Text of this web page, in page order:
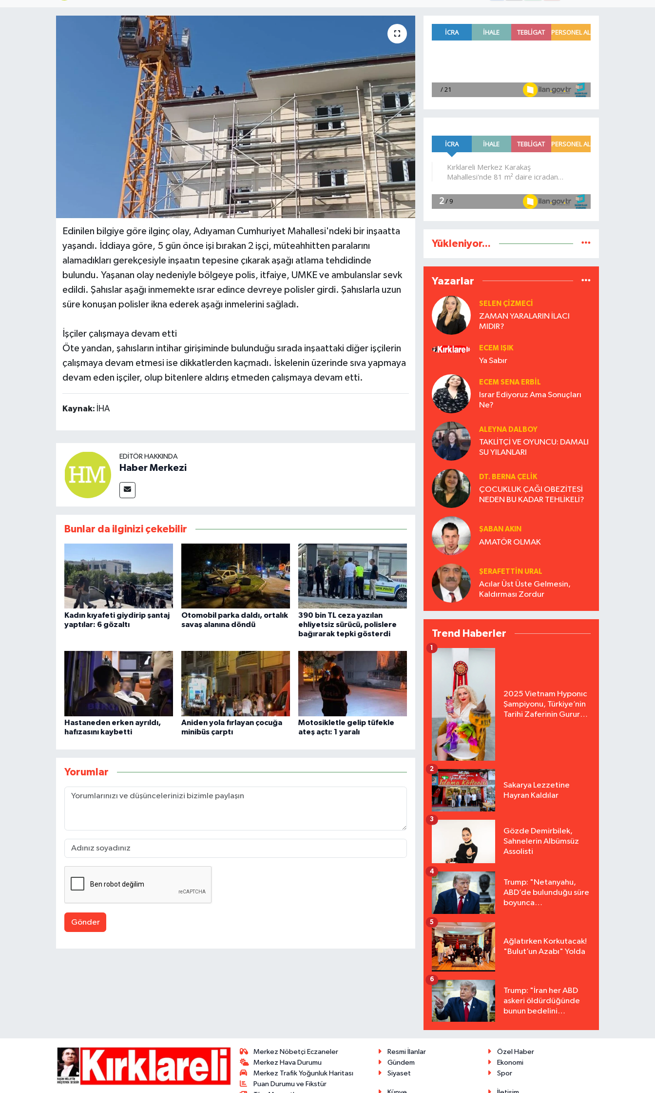
Edinilen bilgiye göre ilginç olay, Adıyaman Cumhuriyet Mahallesi'ndeki bir inşaatta
yaşandı. İddiaya göre, 5 gün önce işi bırakan 2 işçi, müteahhitten paralarını
alamadıkları gerekçesiyle inşaatın tepesine çıkarak aşağı atlama tehdidinde
bulundu. Yaşanan olay nedeniyle bölgeye polis, itfaiye, UMKE ve ambulanslar sevk
edildi. Şahıslar aşağı inmemekte ısrar edince devreye polisler girdi. Şahıslarla uzun
süre konuşan polisler ikna ederek aşağı inmelerini sağladı.
İşçiler çalışmaya devam etti
Öte yandan, şahısların intihar girişiminde bulunduğu sırada inşaattaki diğer işçilerin
çalışmaya devam etmesi ise dikkatlerden kaçmadı. İskelenin üzerinde sıva yapmaya
devam eden işçiler, olup bitenlere aldırış etmeden çalışmaya devam etti.
Kaynak: İHA
EDITÖR HAKKINDA
Haber Merkezi
Bunlar da ilginizi çekebilir
Kadın kıyafeti giydirip şantaj
yaptılar: 6 gözaltı
Otomobil parka daldı, ortalık
savaş alanına döndü
390 bin TL ceza yazılan
ehliyetsiz sürücü, polislere
bağırarak tepki gösterdi
Hastaneden erken ayrıldı,
hafızasını kaybetti
Aniden yola fırlayan çocuğa
minibüs çarptı
Motosikletle gelip tüfekle
ateş açtı: 1 yaralı
Yorumlar
Gönder
Yükleniyor...
Yazarlar
SELEN ÇİZMECİ
ZAMAN YARALARIN İLACI
MIDIR?
ECEM IŞIK
Ya Sabır
ECEM SENA ERBIL
Israr Ediyoruz Ama Sonuçları
Ne?
ALEYNA DALBOY
TAKLİTÇİ VE OYUNCU: DAMALI
SU YILANLARI
DT. BERNA ÇELIK
ÇOCUKLUK ÇAĞI OBEZİTESİ
NEDEN BU KADAR TEHLİKELİ?
ŞABAN AKIN
AMATÖR OLMAK
ŞERAFETTIN URAL
Acılar Üst Üste Gelmesin,
Kaldırması Zordur
Trend Haberler
2025 Vietnam Hyponıc
Şampiyonu, Türkiye’nin
Tarihi Zaferinin Gururu
1
Sakarya Lezzetine
Hayran Kaldılar
2
Gözde Demirbilek,
Sahnelerin Albümsüz
Assolisti
3
Trump: "Netanyahu,
ABD’de bulunduğu süre
boyunca
4
Ağlatırken Korkutacak!
"Bulut’un Azabı" Yolda
5
Trump: "İran her ABD
askeri öldürdüğünde
bunun bedelini
6
Merkez Nöbetçi Eczaneler
Merkez Hava Durumu
Merkez Trafik Yoğunluk Haritası
Puan Durumu ve Fikstür
Resmi İlanlar
Özel Haber
Gündem
Ekonomi
Siyaset
Spor